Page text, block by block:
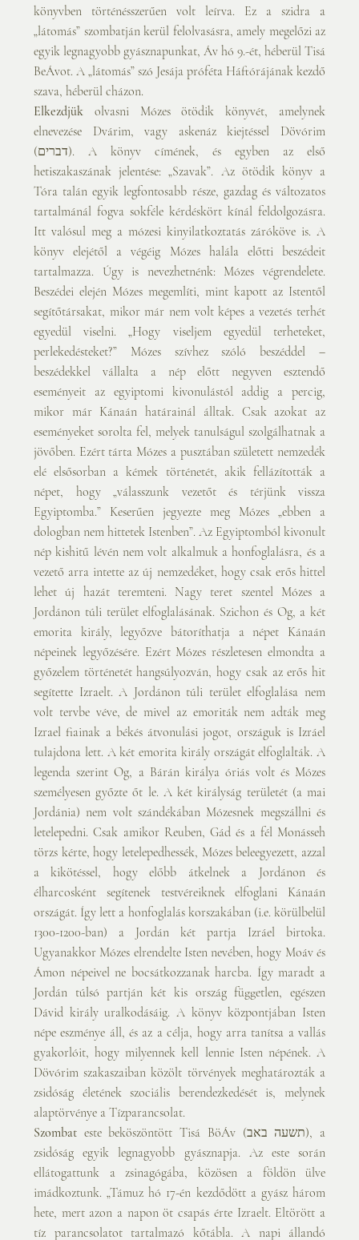
könyvben történésszerűen volt leírva. Ez a szidra a
„látomás” szombatján kerül felolvasásra, amely megelőzi az
egyik legnagyobb gyásznapunkat, Áv hó 9.-ét, héberül Tisá
BeÁvot. A „látomás” szó Jesája próféta Háftórájának kezdő
szava, héberül cházon.
Elkezdjük olvasni Mózes ötödik könyvét, amelynek
elnevezése Dvárim, vagy askenáz kiejtéssel Dövórim
(דברים). A könyv címének, és egyben az első
hetiszakaszának jelentése: „Szavak”. Az ötödik könyv a
Tóra talán egyik legfontosabb része, gazdag és változatos
tartalmánál fogva sokféle kérdéskört kínál feldolgozásra.
Itt valósul meg a mózesi kinyilatkoztatás záróköve is. A
könyv elejétől a végéig Mózes halála előtti beszédeit
tartalmazza. Úgy is nevezhetnénk: Mózes végrendelete.
Beszédei elején Mózes megemlíti, mint kapott az Istentől
segítőtársakat, mikor már nem volt képes a vezetés terhét
egyedül viselni. „Hogy viseljem egyedül terheteket,
perlekedésteket?” Mózes szívhez szóló beszéddel –
beszédekkel vállalta a nép előtt negyven esztendő
eseményeit az egyiptomi kivonulástól addig a percig,
mikor már Kánaán határainál álltak. Csak azokat az
eseményeket sorolta fel, melyek tanulságul szolgálhatnak a
jövőben. Ezért tárta Mózes a pusztában született nemzedék
elé elsősorban a kémek történetét, akik fellázították a
népet, hogy „válasszunk vezetőt és térjünk vissza
Egyiptomba.” Keserűen jegyezte meg Mózes „ebben a
dologban nem hittetek Istenben”. Az Egyiptomból kivonult
nép kishitű lévén nem volt alkalmuk a honfoglalásra, és a
vezető arra intette az új nemzedéket, hogy csak erős hittel
lehet új hazát teremteni. Nagy teret szentel Mózes a
Jordánon túli terület elfoglalásának. Szichon és Og, a két
emorita király, legyőzve bátoríthatja a népet Kánaán
népeinek legyőzésére. Ezért Mózes részletesen elmondta a
győzelem történetét hangsúlyozván, hogy csak az erős hit
segítette Izraelt. A Jordánon túli terület elfoglalása nem
volt tervbe véve, de mivel az emoriták nem adták meg
Izrael fiainak a békés átvonulási jogot, országuk is Izráel
tulajdona lett. A két emorita király országát elfoglalták. A
legenda szerint Og, a Bárán királya óriás volt és Mózes
személyesen győzte őt le. A két királyság területét (a mai
Jordánia) nem volt szándékában Mózesnek megszállni és
letelepedni. Csak amikor Reuben, Gád és a fél Monásseh
törzs kérte, hogy letelepedhessék, Mózes beleegyezett, azzal
a kikötéssel, hogy előbb átkelnek a Jordánon és
élharcosként segítenek testvéreiknek elfoglani Kánaán
országát. Így lett a honfoglalás korszakában (i.e. körülbelül
1300-1200-ban) a Jordán két partja Izráel birtoka.
Ugyanakkor Mózes elrendelte Isten nevében, hogy Moáv és
Ámon népeivel ne bocsátkozzanak harcba. Így maradt a
Jordán túlsó partján két kis ország független, egészen
Dávid király uralkodásáig. A könyv központjában Isten
népe eszménye áll, és az a célja, hogy arra tanítsa a vallás
gyakorlóit, hogy milyennek kell lennie Isten népének. A
Dövórim szakaszaiban közölt törvények meghatározták a
zsidóság életének szociális berendezkedését is, melynek
alaptörvénye a Tízparancsolat.
Szombat este beköszöntött Tisá BöÁv (תשעה באב), a
zsidóság egyik legnagyobb gyásznapja. Az este során
ellátogattunk a zsinagógába, közösen a földön ülve
imádkoztunk. „Támuz hó 17-én kezdődött a gyász három
hete, mert azon a napon öt csapás érte Izraelt. Eltörött a
tíz parancsolatot tartalmazó kőtábla. A napi állandó